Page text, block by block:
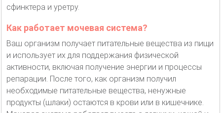
сфинктера и уретру.
Как работает мочевая система?
Ваш организм получает питательные вещества из пищи
и использует их для поддержания физической
активности, включая получение энергии и процессы
репарации. После того, как организм получил
необходимые питательные вещества, ненужные
продукты (шлаки) остаются в крови или в кишечнике.